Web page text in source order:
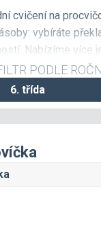
cvičení na
vybíráte
Nabízíme více
přehledně
Doporučujeme
je k dispozici i
PODLE